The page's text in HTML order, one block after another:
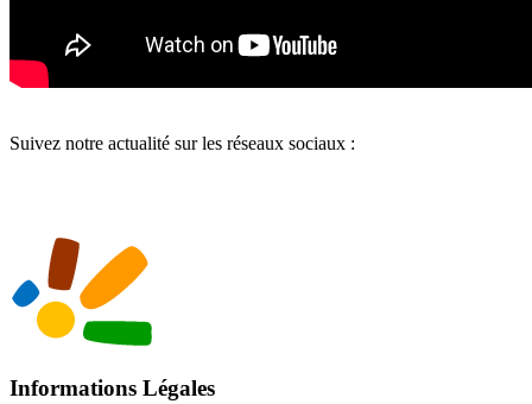
Suivez notre actualité sur les réseaux sociaux :
Informations Légales